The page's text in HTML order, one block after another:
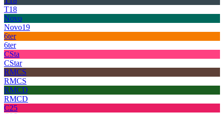
T18
Novo
Novo19
6ter
6ter
CSta
CStar
RMCS
RMCS
RMCD
RMCD
C25